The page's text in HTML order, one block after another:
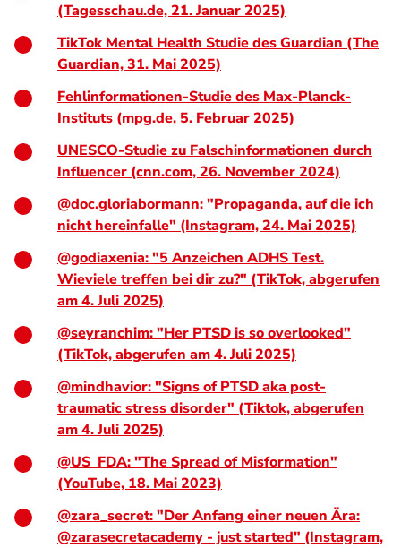
(Tagesschau.de, 21. Januar 2025)
TikTok Mental Health Studie des Guardian (The
Guardian, 31. Mai 2025)
Fehlinformationen-Studie des Max-Planck-
Instituts (mpg.de, 5. Februar 2025)
UNESCO-Studie zu Falschinformationen durch
Influencer (cnn.com, 26. November 2024)
@doc.gloriabormann: "Propaganda, auf die ich
nicht hereinfalle" (Instagram, 24. Mai 2025)
@godiaxenia: "5 Anzeichen ADHS Test.
Wieviele treffen bei dir zu?" (TikTok, abgerufen
am 4. Juli 2025)
@seyranchim: "Her PTSD is so overlooked"
(TikTok, abgerufen am 4. Juli 2025)
@mindhavior: "Signs of PTSD aka post-
traumatic stress disorder" (Tiktok, abgerufen
am 4. Juli 2025)
@US_FDA: "The Spread of Misformation"
(YouTube, 18. Mai 2023)
@zara_secret: "Der Anfang einer neuen Ära:
@zarasecretacademy - just started" (Instagram,